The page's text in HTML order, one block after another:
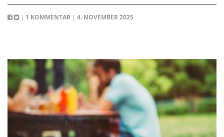
| 1 KOMMENTAR | 4. NOVEMBER 2025